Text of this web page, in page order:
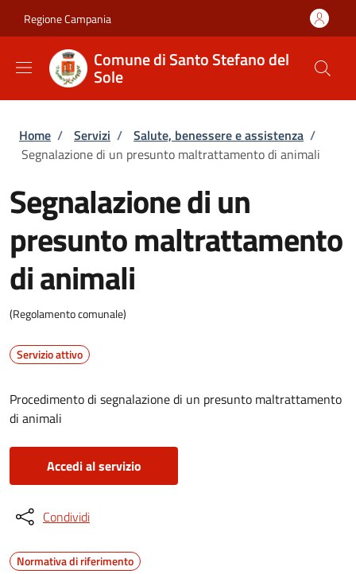
Regione Campania
Comune di Santo Stefano del
Sole
Briciole di pane
Home / Servizi / Salute, benessere e assistenza /
Segnalazione di un presunto maltrattamento di animali
Segnalazione di un
presunto maltrattamento
di animali
(Regolamento comunale)
Servizio attivo
Procedimento di segnalazione di un presunto maltrattamento
di animali
Accedi al servizio
Condividi
Normativa di riferimento